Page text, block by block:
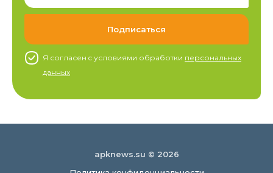
Я согласен c условиями обработки персональных
данных
apknews.su © 2026